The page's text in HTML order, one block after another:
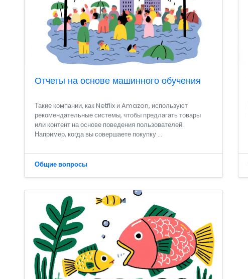
Отчеты на основе машинного обучения
Такие компании, как Netflix и Amazon, используют
рекомендательные системы, чтобы предлагать товары
или контент на основе поведения пользователей.
Например, когда вы совершаете покупку ...
Общие вопросы